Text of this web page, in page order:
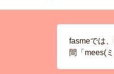
fasmeでは
間「mees(